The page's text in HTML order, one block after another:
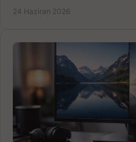
24 Haziran 2026